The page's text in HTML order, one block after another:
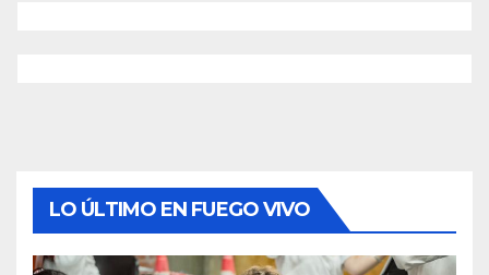
LO ÚLTIMO EN FUEGO VIVO